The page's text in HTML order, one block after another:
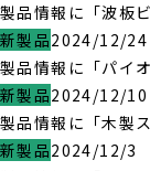
製品情報に「波板
新製品2024/12/24
製品情報に「パイ
新製品2024/12/10
製品情報に「木製
新製品2024/12/3